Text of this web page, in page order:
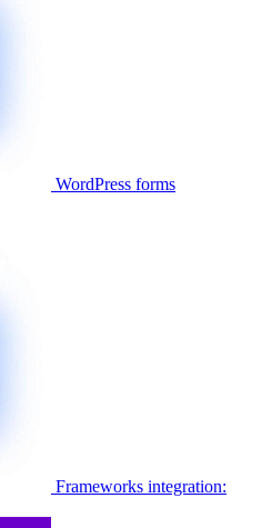
WordPress forms
Frameworks integration: